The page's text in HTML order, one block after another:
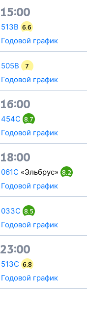
15:00
513В 6.6
Годовой график
505В 7
Годовой график
16:00
454С 8.7
Годовой график
18:00
061С «Эльбрус» 8.2
Годовой график
033С 8.5
Годовой график
23:00
513С 6.8
Годовой график